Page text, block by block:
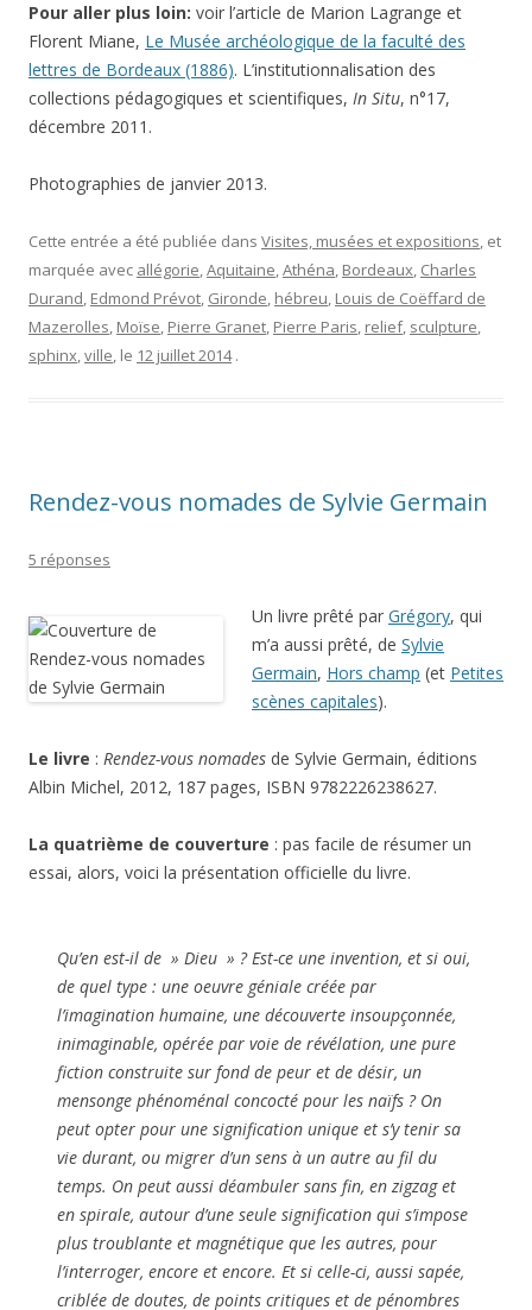
Pour aller plus loin: voir l’article de Marion Lagrange et
Florent Miane, Le Musée archéologique de la faculté des
lettres de Bordeaux (1886). L’institutionnalisation des
collections pédagogiques et scientifiques, In Situ, n°17,
décembre 2011.
Photographies de janvier 2013.
Cette entrée a été publiée dans Visites, musées et expositions, et
marquée avec allégorie,Aquitaine,Athéna, Bordeaux, Charles
Durand, Edmond Prévot, Gironde, hébreu, Louis de Coëffard de
Mazerolles, Moïse, Pierre Granet, Pierre Paris, relief, sculpture,
sphinx,ville, le 12 juillet 2014 .
Rendez-vous nomades de Sylvie Germain
5 réponses
Un livre prêté par Grégory, qui
m’a aussi prêté, de Sylvie
Germain, Hors champ (et Petites
scènes capitales).
Le livre : Rendez-vous nomades de Sylvie Germain, éditions
Albin Michel, 2012, 187 pages, ISBN 9782226238627.
La quatrième de couverture : pas facile de résumer un
essai, alors, voici la présentation officielle du livre.
Qu’en est-il de » Dieu » ? Est-ce une invention, et si oui,
de quel type : une oeuvre géniale créée par
l’imagination humaine, une découverte insoupçonnée,
inimaginable, opérée par voie de révélation, une pure
fiction construite sur fond de peur et de désir, un
mensonge phénoménal concocté pour les naïfs ? On
peut opter pour une signification unique et s’y tenir sa
vie durant, ou migrer d’un sens à un autre au fil du
temps. On peut aussi déambuler sans fin, en zigzag et
en spirale, autour d’une seule signification qui s’impose
plus troublante et magnétique que les autres, pour
l’interroger, encore et encore. Et si celle-ci, aussi sapée,
criblée de doutes, de points critiques et de pénombres